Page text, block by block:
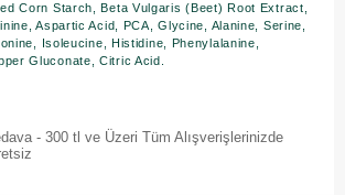
Corn Starch, Beta Vulgaris (Beet) Root Extract,
Aspartic Acid, PCA, Glycine, Alanine, Serine,
Isoleucine, Histidine, Phenylalanine,
Gluconate, Citric Acid.
- 300 tl ve Üzeri Tüm Alışverişlerinizde